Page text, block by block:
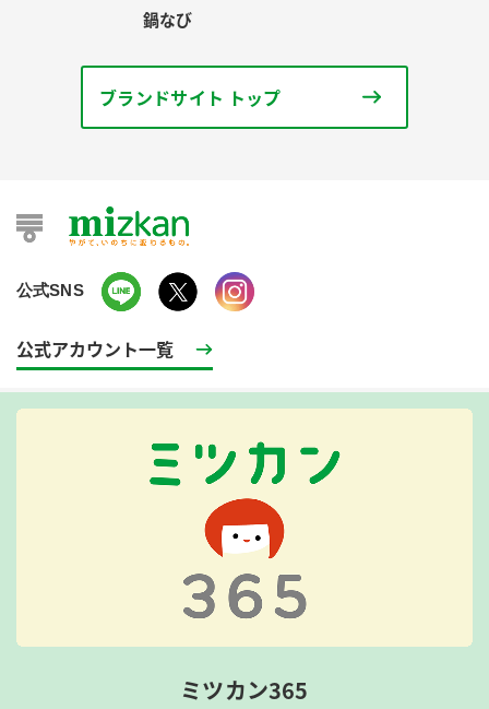
鍋なび
ブランドサイト トップ
公式SNS
公式アカウント一覧
ミツカン365